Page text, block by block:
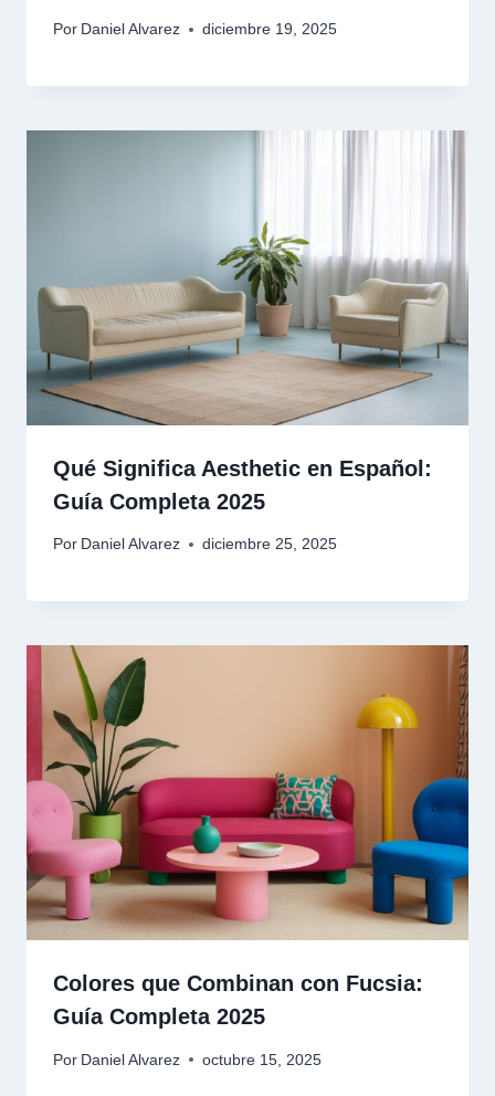
Por Daniel Alvarez diciembre 19, 2025
Qué Significa Aesthetic en Español:
Guía Completa 2025
Por Daniel Alvarez diciembre 25, 2025
Colores que Combinan con Fucsia:
Guía Completa 2025
Por Daniel Alvarez octubre 15, 2025